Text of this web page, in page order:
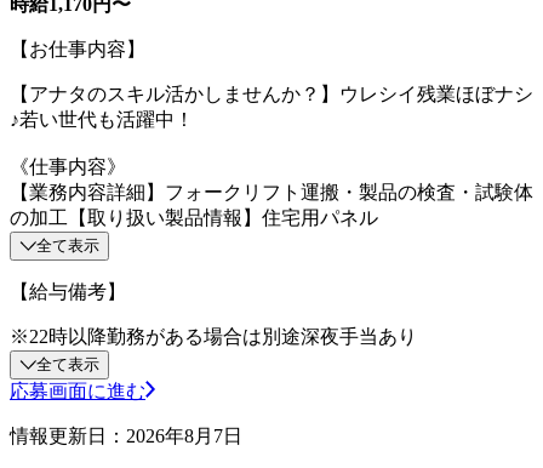
【お仕事内容】
【アナタのスキル活かしませんか？】ウレシイ残業ほぼナシ
♪若い世代も活躍中！
《仕事内容》
【業務内容詳細】フォークリフト運搬・製品の検査・試験体
の加工【取り扱い製品情報】住宅用パネル
全て表示
【給与備考】
※22時以降勤務がある場合は別途深夜手当あり
全て表示
応募画面に進む
情報更新日：2026年8月7日